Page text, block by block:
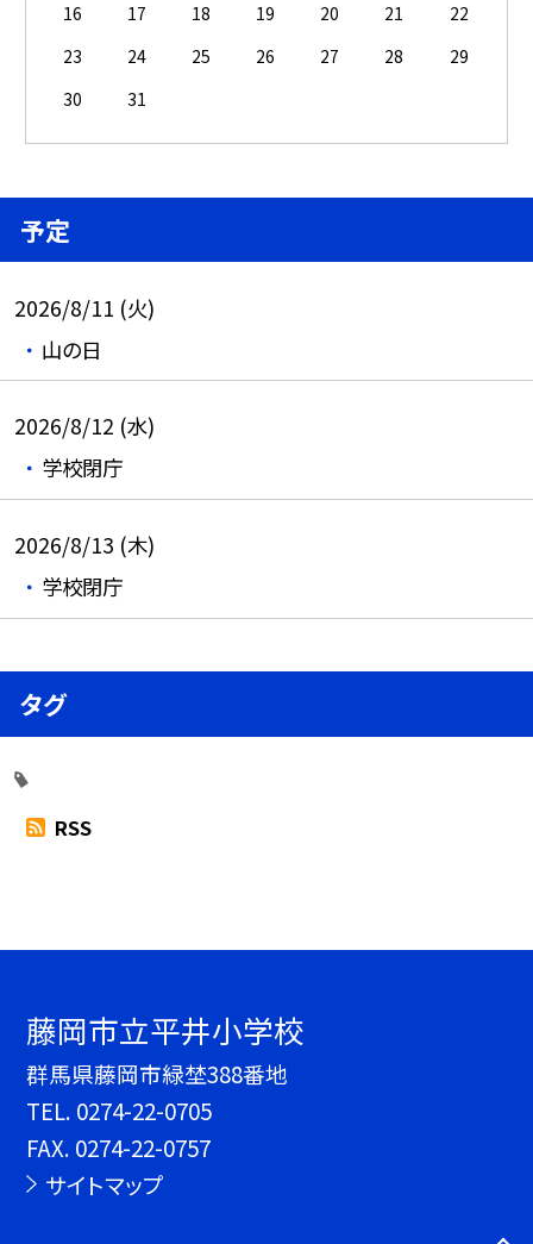
16
17 18 19 20 21
22
23
24 25 26 27 28
29
30
31
予定
2026/8/11 (火)
山の日
2026/8/12 (水)
学校閉庁
2026/8/13 (木)
学校閉庁
タグ
RSS
藤岡市立平井小学校
群馬県藤岡市緑埜388番地
TEL. 0274-22-0705
FAX. 0274-22-0757
サイトマップ